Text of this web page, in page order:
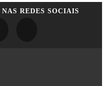
NAS REDES SOCIAIS